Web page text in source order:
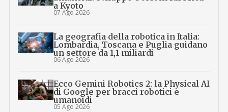
a Kyoto
07 Ago 2026
La geografia della robotica in Italia:
Lombardia, Toscana e Puglia guidano
un settore da 1,1 miliardi
06 Ago 2026
Ecco Gemini Robotics 2: la Physical AI
di Google per bracci robotici e
umanoidi
05 Ago 2026